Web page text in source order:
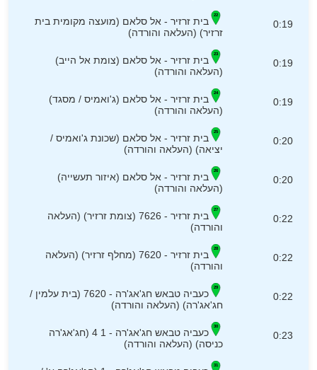
0:19
בית זרזיר - אל סלאם (מועצה מקומית בית
זרזיר) (העלאה והורדה)
0:19
בית זרזיר - אל סלאם (צומת אל הייב)
(העלאה והורדה)
0:19
בית זרזיר - אל סלאם (ג'ואמיס / מסגד)
(העלאה והורדה)
0:20
בית זרזיר - אל סלאם (שכונת ג'ואמיס /
יציאה) (העלאה והורדה)
0:20
בית זרזיר - אל סלאם (איזור תעשייה)
(העלאה והורדה)
0:22
בית זרזיר - 7626 (צומת זרזיר) (העלאה
והורדה)
0:22
בית זרזיר - 7620 (מחלף זרזיר) (העלאה
והורדה)
0:22
כעביה טבאש חג'אג'רה - 7620 (בית עלמין /
חג'אג'רה) (העלאה והורדה)
0:23
כעביה טבאש חג'אג'רה - 1 4 (חג'אג'רה
כניסה) (העלאה והורדה)